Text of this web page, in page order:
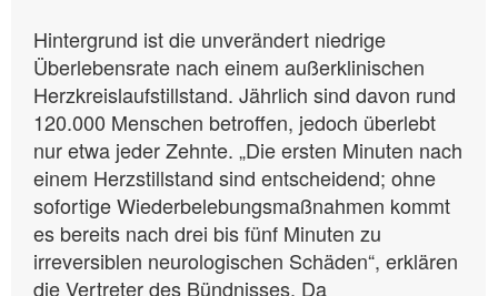
Hintergrund ist die unverändert niedrige
Überlebensrate nach einem außerklinischen
Herzkreislaufstillstand. Jährlich sind davon rund
120.000 Menschen betroffen, jedoch überlebt
nur etwa jeder Zehnte. „Die ersten Minuten nach
einem Herzstillstand sind entscheidend; ohne
sofortige Wiederbelebungsmaßnahmen kommt
es bereits nach drei bis fünf Minuten zu
irreversiblen neurologischen Schäden“, erklären
die Vertreter des Bündnisses. Da